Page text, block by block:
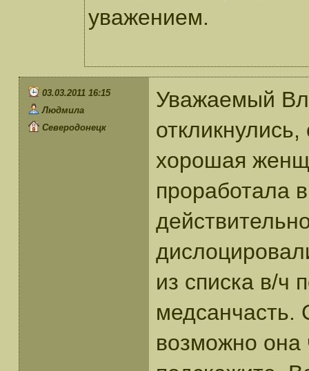
уважением.
03.03.2011 16:15
Людмила
Северодонецк
Уважаемый
хорошая
проработала
из списка в/ч
медсанчасть.
возможно она